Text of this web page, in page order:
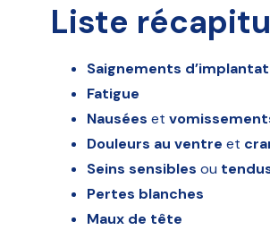
Liste
Saignements
Fatigue
Nausées et
Douleurs au ventre et
Seins sensibles ou
Pertes blanches
Maux de tête